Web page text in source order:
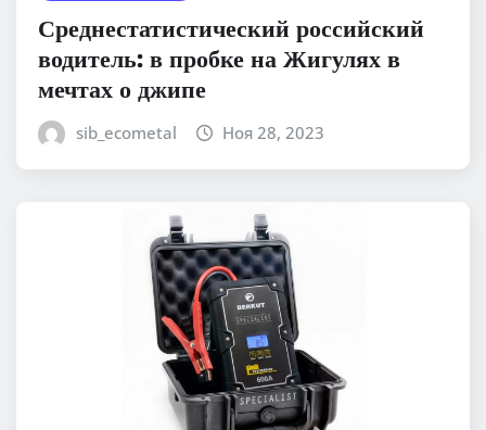
Среднестатистический российский
водитель: в пробке на Жигулях в
мечтах о джипе
sib_ecometal Ноя 28, 2023